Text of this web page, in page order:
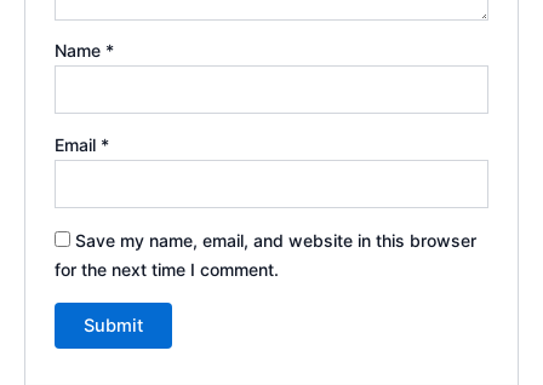
Name *
Email *
Save my name, email, and website in this browser
for the next time I comment.